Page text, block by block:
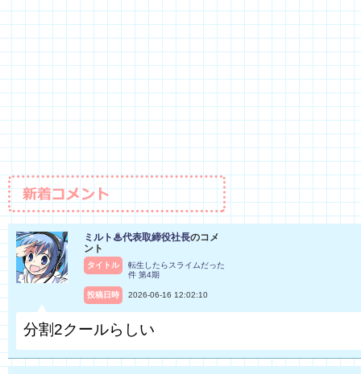
ミルト♨代表取締役社長のコメ
ント
タイトル
転生したらスライムだった
件 第4期
投稿日時 2026-06-16 12:02:10
分割2クールらしい